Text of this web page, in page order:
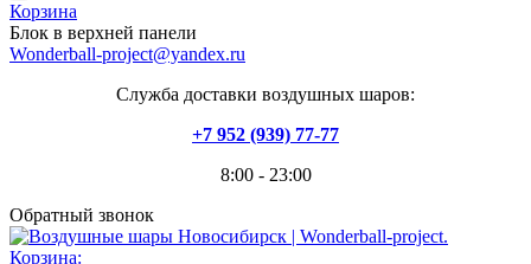
Корзина
Блок в верхней панели
Wonderball-project@yandex.ru
Служба доставки воздушных шаров:
+7 952 (939) 77-77
8:00 - 23:00
Обратный звонок
Корзина: